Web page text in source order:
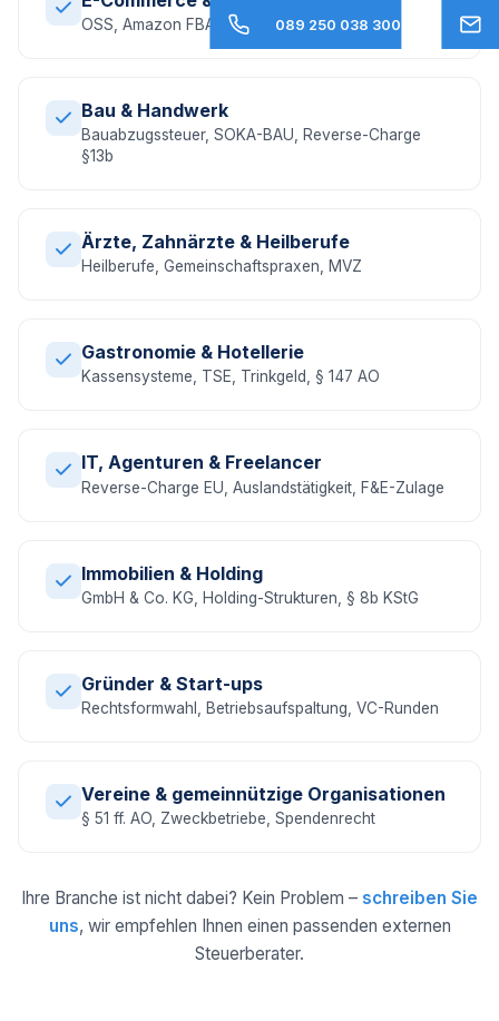
OSS, Amazon FBA, EU-Umsatzsteuer, DAC7
Bau & Handwerk
Bauabzugssteuer, SOKA-BAU, Reverse-Charge
§13b
Ärzte, Zahnärzte & Heilberufe
Heilberufe, Gemeinschaftspraxen, MVZ
Gastronomie & Hotellerie
Kassensysteme, TSE, Trinkgeld, § 147 AO
IT, Agenturen & Freelancer
Reverse-Charge EU, Auslandstätigkeit, F&E-Zulage
Immobilien & Holding
GmbH & Co. KG, Holding-Strukturen, § 8b KStG
Gründer & Start-ups
Rechtsformwahl, Betriebsaufspaltung, VC-Runden
Vereine & gemeinnützige Organisationen
§ 51 ff. AO, Zweckbetriebe, Spendenrecht
Ihre Branche ist nicht dabei? Kein Problem – schreiben Sie
uns, wir empfehlen Ihnen einen passenden externen
Steuerberater.
089 250 038 300